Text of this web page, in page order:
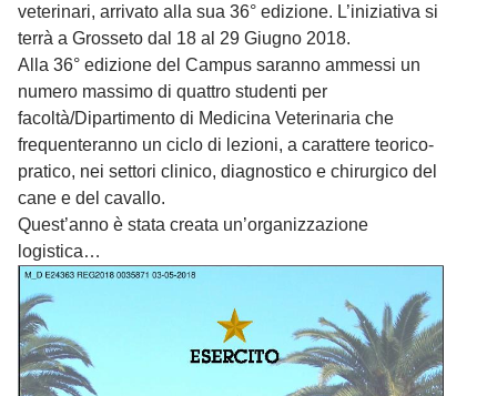
veterinari, arrivato alla sua 36° edizione. L’iniziativa si
terrà a Grosseto dal 18 al 29 Giugno 2018.
Alla 36° edizione del Campus saranno ammessi un
numero massimo di quattro studenti per
facoltà/Dipartimento di Medicina Veterinaria che
frequenteranno un ciclo di lezioni, a carattere teorico-
pratico, nei settori clinico, diagnostico e chirurgico del
cane e del cavallo.
Quest’anno è stata creata un’organizzazione
logistica…